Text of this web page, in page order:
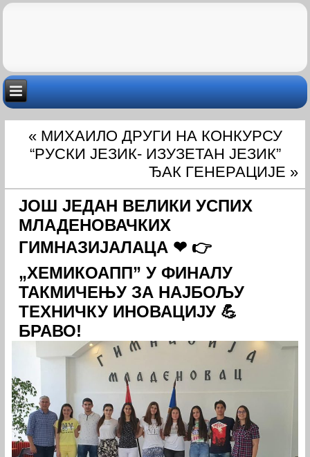
« МИХАИЛО ДРУГИ НА КОНКУРСУ
“РУСКИ ЈЕЗИК- ИЗУЗЕТАН ЈЕЗИК”
ЂАК ГЕНЕРАЦИЈЕ »
ЈОШ ЈЕДАН ВЕЛИКИ УСПИХ
МЛАДЕНОВАЧКИХ
ГИМНАЗИЈАЛАЦА ❤ 👉
„ХЕМИКОАПП” У ФИНАЛУ
ТАКМИЧЕЊУ ЗА НАЈБОЉУ
ТЕХНИЧКУ ИНОВАЦИЈУ 💪
БРАВО!